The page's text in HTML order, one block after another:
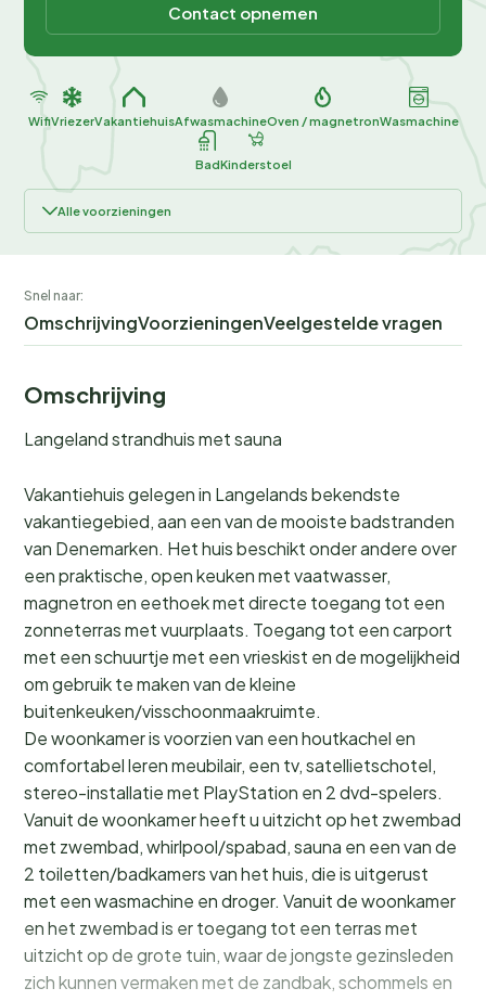
Contact opnemen
WifiVriezerVakantiehuisAfwasmachineOven / magnetronWasmachine
BadKinderstoel
Alle voorzieningen
Snel naar:
OmschrijvingVoorzieningenVeelgestelde vragen
Omschrijving
Langeland strandhuis met sauna
Vakantiehuis gelegen in Langelands bekendste
vakantiegebied, aan een van de mooiste badstranden
van Denemarken. Het huis beschikt onder andere over
een praktische, open keuken met vaatwasser,
magnetron en eethoek met directe toegang tot een
zonneterras met vuurplaats. Toegang tot een carport
met een schuurtje met een vrieskist en de mogelijkheid
om gebruik te maken van de kleine
buitenkeuken/visschoonmaakruimte.
De woonkamer is voorzien van een houtkachel en
comfortabel leren meubilair, een tv, satellietschotel,
stereo-installatie met PlayStation en 2 dvd-spelers.
Vanuit de woonkamer heeft u uitzicht op het zwembad
met zwembad, whirlpool/spabad, sauna en een van de
2 toiletten/badkamers van het huis, die is uitgerust
met een wasmachine en droger. Vanuit de woonkamer
en het zwembad is er toegang tot een terras met
uitzicht op de grote tuin, waar de jongste gezinsleden
zich kunnen vermaken met de zandbak, schommels en